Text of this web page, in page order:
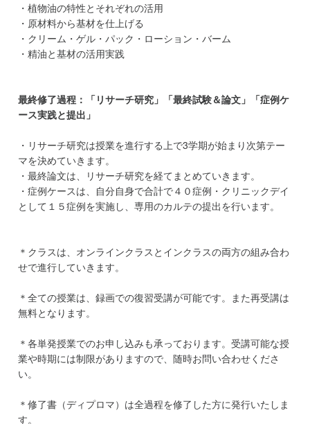
・植物油の特性とそれぞれの活用
・原材料から基材を仕上げる
・クリーム・ゲル・パック・ローション・バーム
・精油と基材の活用実践
最終修了過程：「リサーチ研究」「最終試験＆論文」「症例ケ
ース実践と提出」
・リサーチ研究は授業を進行する上で3学期が始まり次第テー
マを決めていきます。
・最終論文は、リサーチ研究を経てまとめていきます。
・症例ケースは、自分自身で合計で４０症例・クリニックデイ
として１５症例を実施し、専用のカルテの提出を行います。
＊クラスは、オンラインクラスとインクラスの両方の組み合わ
せで進行していきます。
＊全ての授業は、録画での復習受講が可能です。また再受講は
無料となります。
＊各単発授業でのお申し込みも承っております。受講可能な授
業や時期には制限がありますので、随時お問い合わせくださ
い。
＊修了書（ディプロマ）は全過程を修了した方に発行いたしま
す。